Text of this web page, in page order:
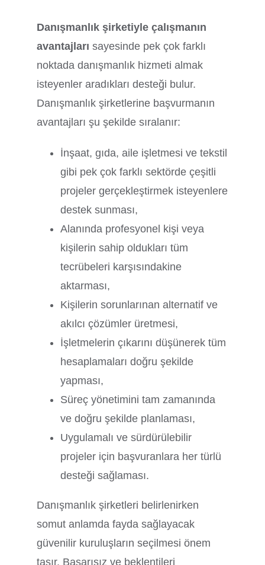
Danışmanlık şirketiyle çalışmanın
avantajlarısayesinde pek çok farklı
noktada danışmanlık hizmeti almak
isteyenler aradıkları desteği bulur.
Danışmanlık şirketlerine başvurmanın
avantajları şu şekilde sıralanır:
İnşaat, gıda, aile işletmesi ve tekstil
gibi pek çok farklı sektörde çeşitli
projeler gerçekleştirmek isteyenlere
destek sunması,
Alanında profesyonel kişi veya
kişilerin sahip oldukları tüm
tecrübeleri karşısındakine
aktarması,
Kişilerin sorunlarınan alternatif ve
akılcı çözümler üretmesi,
İşletmelerin çıkarını düşünerek tüm
hesaplamaları doğru şekilde
yapması,
Süreç yönetimini tam zamanında
ve doğru şekilde planlaması,
Uygulamalı ve sürdürülebilir
projeler için başvuranlara her türlü
desteği sağlaması.
Danışmanlık şirketleri belirlenirken
somut anlamda fayda sağlayacak
güvenilir kuruluşların seçilmesi önem
taşır. Başarısız ve beklentileri